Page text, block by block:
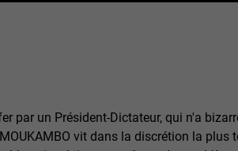
par un Président-Dictateur, qui n'a
vit dans la discrétion la plus